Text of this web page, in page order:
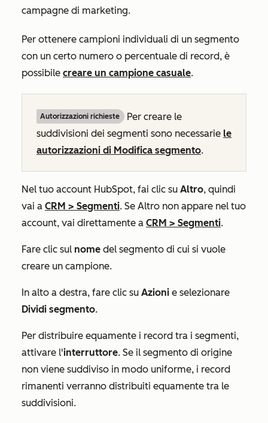
campagne di marketing.
Per ottenere campioni individuali di un segmento
con un certo numero o percentuale di record, è
possibile creare un campione casuale.
Autorizzazioni richieste
Per creare le
suddivisioni dei segmenti sono necessarie le
autorizzazioni di Modifica segmento.
Nel tuo account HubSpot, fai clic su Altro, quindi
vai a CRM > Segmenti. Se Altro non appare nel tuo
account, vai direttamente a CRM > Segmenti.
Fare clic sul nome del segmento di cui si vuole
creare un campione.
In alto a destra, fare clic su Azioni e selezionare
Dividi segmento.
Per distribuire equamente i record tra i segmenti,
attivare l'interruttore. Se il segmento di origine
non viene suddiviso in modo uniforme, i record
rimanenti verranno distribuiti equamente tra le
suddivisioni.